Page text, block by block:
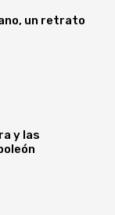
un retrato
y las